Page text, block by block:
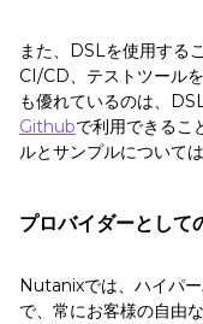
また、DSLを使用する
CI/CD、テストツール
も優れているのは、
Githubで利用できる
ルとサンプルについては
プロバイダーとし
Nutanixでは、ハイパ
で、常にお客様の自由